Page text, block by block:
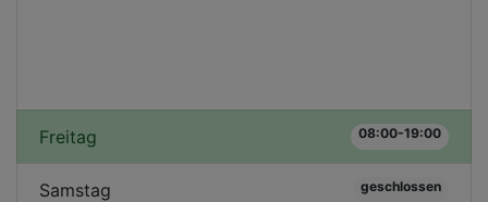
Freitag 08:00-19:00
Samstag geschlossen